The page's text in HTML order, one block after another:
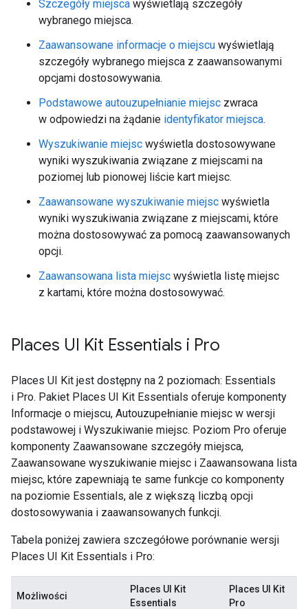
Szczegóły miejsca wyświetlają szczegóły
wybranego miejsca.
Zaawansowane informacje o miejscu wyświetlają
szczegóły wybranego miejsca z zaawansowanymi
opcjami dostosowywania.
Podstawowe autouzupełnianie miejsc zwraca
w odpowiedzi na żądanie identyfikator miejsca.
Wyszukiwanie miejsc wyświetla dostosowywane
wyniki wyszukiwania związane z miejscami na
poziomej lub pionowej liście kart miejsc.
Zaawansowane wyszukiwanie miejsc wyświetla
wyniki wyszukiwania związane z miejscami, które
można dostosowywać za pomocą zaawansowanych
opcji.
Zaawansowana lista miejsc wyświetla listę miejsc
z kartami, które można dostosowywać.
Places UI Kit Essentials i Pro
Places UI Kit jest dostępny na 2 poziomach: Essentials
i Pro. Pakiet Places UI Kit Essentials oferuje komponenty
Informacje o miejscu, Autouzupełnianie miejsc w wersji
podstawowej i Wyszukiwanie miejsc. Poziom Pro oferuje
komponenty Zaawansowane szczegóły miejsca,
Zaawansowane wyszukiwanie miejsc i Zaawansowana lista
miejsc, które zapewniają te same funkcje co komponenty
na poziomie Essentials, ale z większą liczbą opcji
dostosowywania i zaawansowanych funkcji.
Tabela poniżej zawiera szczegółowe porównanie wersji
Places UI Kit Essentials i Pro:
Możliwości
Places UI Kit
Essentials
Places UI Kit
Pro